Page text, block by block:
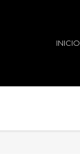
INICIO